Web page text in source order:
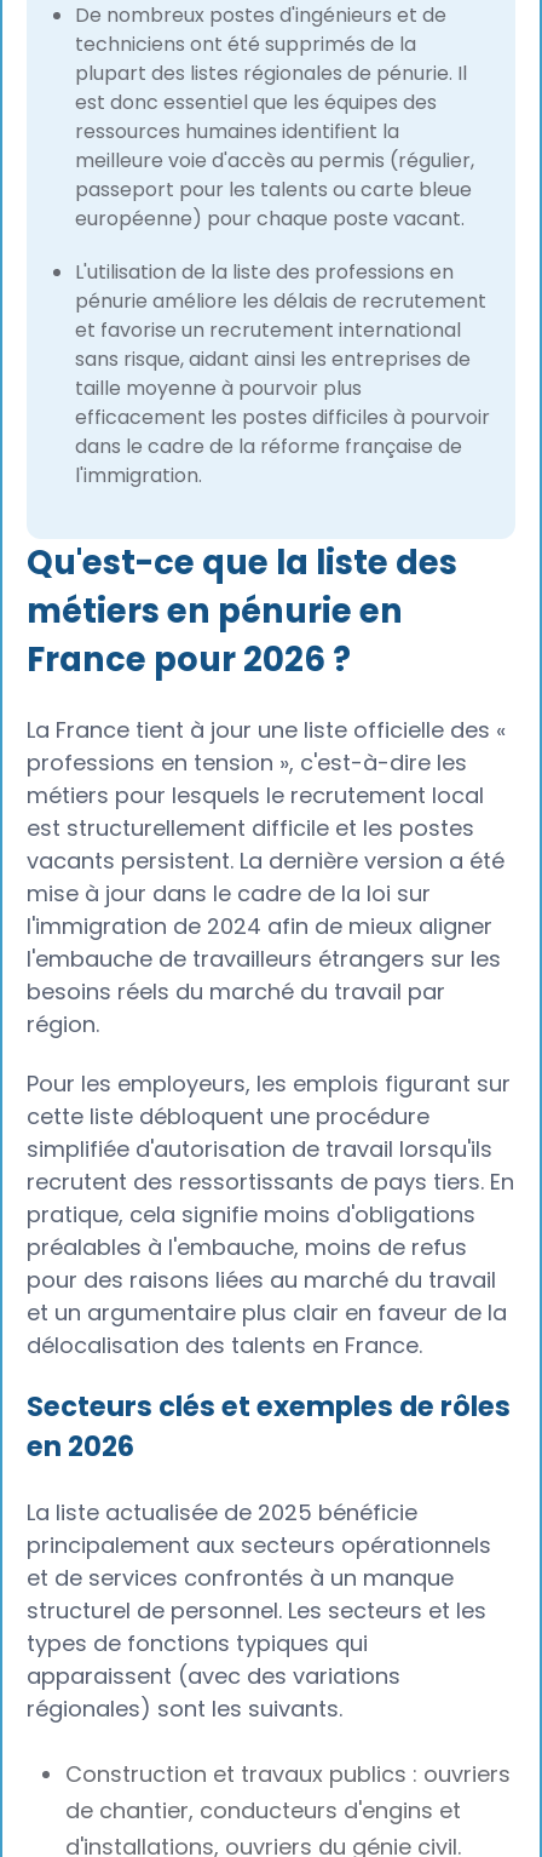
De nombreux postes d'ingénieurs et de
techniciens ont été supprimés de la
plupart des listes régionales de pénurie. Il
est donc essentiel que les équipes des
ressources humaines identifient la
meilleure voie d'accès au permis (régulier,
passeport pour les talents ou carte bleue
européenne) pour chaque poste vacant.
L'utilisation de la liste des professions en
pénurie améliore les délais de recrutement
et favorise un recrutement international
sans risque, aidant ainsi les entreprises de
taille moyenne à pourvoir plus
efficacement les postes difficiles à pourvoir
dans le cadre de la réforme française de
l'immigration.
Qu'est-ce que la liste des
métiers en pénurie en
France pour 2026 ?
La France tient à jour une liste officielle des «
professions en tension », c'est-à-dire les
métiers pour lesquels le recrutement local
est structurellement difficile et les postes
vacants persistent. La dernière version a été
mise à jour dans le cadre de la loi sur
l'immigration de 2024 afin de mieux aligner
l'embauche de travailleurs étrangers sur les
besoins réels du marché du travail par
région.
Pour les employeurs, les emplois figurant sur
cette liste débloquent une procédure
simplifiée d'autorisation de travail lorsqu'ils
recrutent des ressortissants de pays tiers. En
pratique, cela signifie moins d'obligations
préalables à l'embauche, moins de refus
pour des raisons liées au marché du travail
et un argumentaire plus clair en faveur de la
délocalisation des talents en France.
Secteurs clés et exemples de rôles
en 2026
La liste actualisée de 2025 bénéficie
principalement aux secteurs opérationnels
et de services confrontés à un manque
structurel de personnel. Les secteurs et les
types de fonctions typiques qui
apparaissent (avec des variations
régionales) sont les suivants.
Construction et travaux publics : ouvriers
de chantier, conducteurs d'engins et
d'installations, ouvriers du génie civil.